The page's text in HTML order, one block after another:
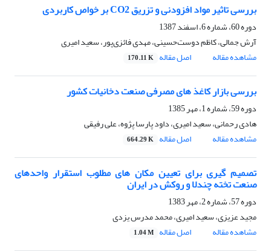
بررسی تاثیر مواد افزودنی و تزریق CO2 بر خواص کاربردی
دوره 60، شماره 6، اسفند 1387
آرش جمالی، کاظم دوست‌حسینی، مهدی فائزی‌پور، سعید امیری
مشاهده مقاله
اصل مقاله 170.11 K
بررسی بازار کاغذ های مصرفی صنعت دخانیات کشور
دوره 59، شماره 1، مهر 1385
هادی رحمانی، سعید امیری، داود پارسا پژوه، علی رفیقی
مشاهده مقاله
اصل مقاله 664.29 K
تصمیم گیری برای تعیین مکان های مطلوب استقرار واحدهای
صنعت تخته چندلا و روکش در ایران
دوره 57، شماره 2، مهر 1383
مجید عزیزی، سعید امیری، محمد مدرس یزدی
مشاهده مقاله
اصل مقاله 1.04 M